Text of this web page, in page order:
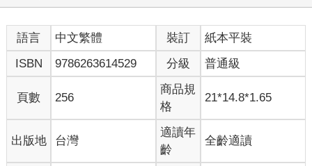
語言 中文繁體 裝訂
紙本平裝
ISBN
9786263614529 分級 普通級
頁數 256
商品規
格
21*14.8*1.65
出版地 台灣
適讀年
齡
全齡適讀